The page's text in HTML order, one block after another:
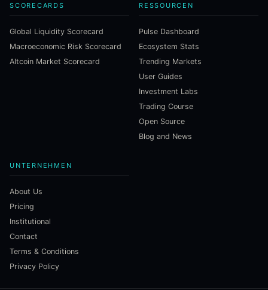
SCORECARDS
Global Liquidity Scorecard
Macroeconomic Risk Scorecard
Altcoin Market Scorecard
RESSOURCEN
Pulse Dashboard
Ecosystem Stats
Trending Markets
User Guides
Investment Labs
Trading Course
Open Source
Blog and News
UNTERNEHMEN
About Us
Pricing
Institutional
Contact
Terms & Conditions
Privacy Policy